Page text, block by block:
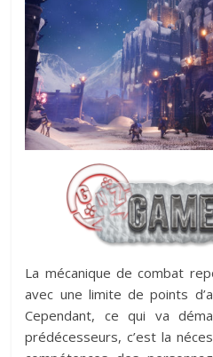
La mécanique de combat
avec une limite de points
Cependant, ce qui va
prédécesseurs, c’est la